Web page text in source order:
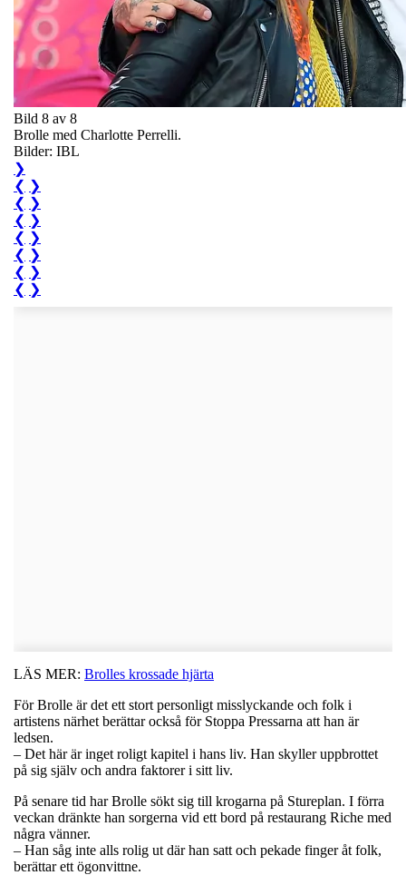
Bild 8 av 8
Brolle med Charlotte Perrelli.
Bilder: IBL
❯
❮ ❯
❮ ❯
❮ ❯
❮ ❯
❮ ❯
❮ ❯
❮ ❯
LÄS MER: Brolles krossade hjärta
För Brolle är det ett stort personligt misslyckande och folk i
artistens närhet berättar också för Stoppa Pressarna att han är
ledsen.
– Det här är inget roligt kapitel i hans liv. Han skyller uppbrottet
på sig själv och andra faktorer i sitt liv.
På senare tid har Brolle sökt sig till krogarna på Stureplan. I förra
veckan dränkte han sorgerna vid ett bord på restaurang Riche med
några vänner.
– Han såg inte alls rolig ut där han satt och pekade finger åt folk,
berättar ett ögonvittne.